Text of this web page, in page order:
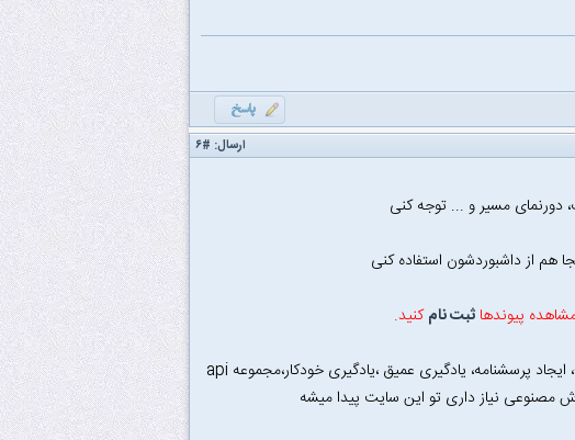
ارسال: #۶
دورنمای مسیر و ... توجه کنی
هم از داشبوردشون استفاده کنی
پیوندها ثبت نامکنید.
سرویس هایی مثل تحلیل آماری، یادگیری ماشین( مدل سازی به صورت کامل)، ایجاد پرسشنامه، یادگیری عمیق ،یادگیری خودکار،مجموعه api
مصنوعی نیاز داری تو این سایت پیدا میشه